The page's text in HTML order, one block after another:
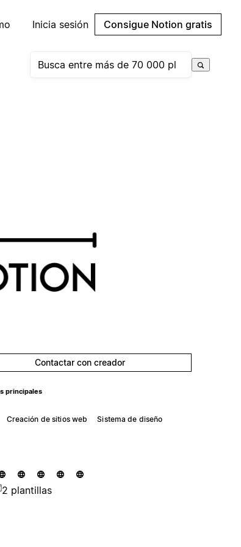
Inicia sesión Consigue Notion gratis
Contactar con creador
principales
Creación de sitios web Sistema de diseño
2 plantillas